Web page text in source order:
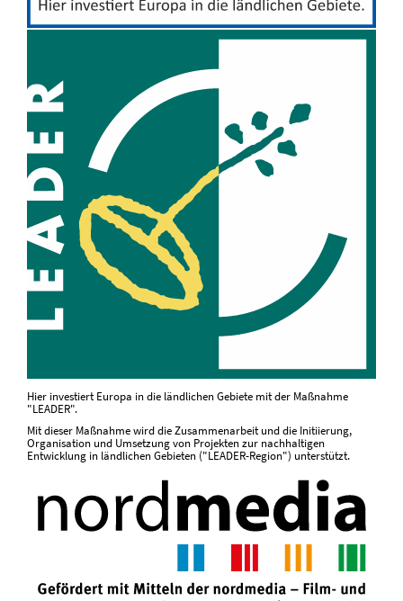
Hier investiert Europa in die ländlichen Gebiete mit der Maßnahme
"LEADER".
Mit dieser Maßnahme wird die Zusammenarbeit und die Initiierung,
Organisation und Umsetzung von Projekten zur nachhaltigen
Entwicklung in ländlichen Gebieten ("LEADER-Region") unterstützt.